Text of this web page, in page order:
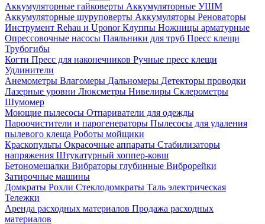
Аккумуляторные гайковерты Аккумуляторные УШМ
Аккумуляторные шуруповерты Аккумуляторы Реноваторы
Инструмент Rehau и UponorКлуппы Ножницы арматурные
Опрессовочные насосы Паяльники для труб Пресс клещи
Трубогибы
Когти Пресс для наконечников Ручные пресс клещи
Удлинители
Анемометры Влагомеры Дальномеры Детекторы проводки
Лазерные уровни Люксметры Нивелиры Склерометры
Шумомер
Моющие пылесосы Отпариватели для одежды
Пароочистители и парогенераторы Пылесосы для удаления
пылевого клеща Роботы мойщики
Краскопульты Окрасочные аппараты Стабилизаторы
напряжения Штукатурный хоппер-ковш
Бетономешалки Вибраторы глубинные Виброрейки
Затирочные машины
Домкраты Рохли Стеклодомкраты Таль электрическая
Тележки
Аренда расходных материалов Продажа расходных
материалов